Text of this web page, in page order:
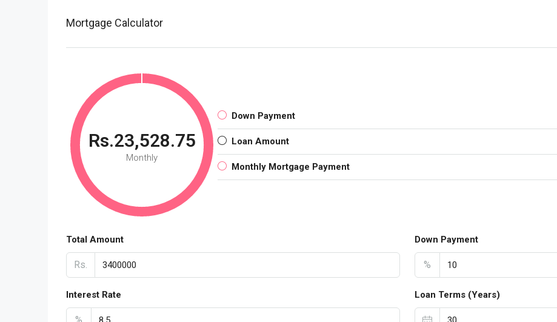
Mortgage Calculator
Rs.23,528.75
Monthly
Down Payment
Loan Amount
Monthly Mortgage Payment
Total Amount
Rs.
Down Payment
%
Interest Rate Loan Terms (Years)